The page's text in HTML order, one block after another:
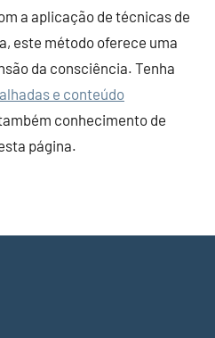
a aplicação de técnicas de
este método oferece uma
da consciência. Tenha
e conteúdo
conhecimento de
página.